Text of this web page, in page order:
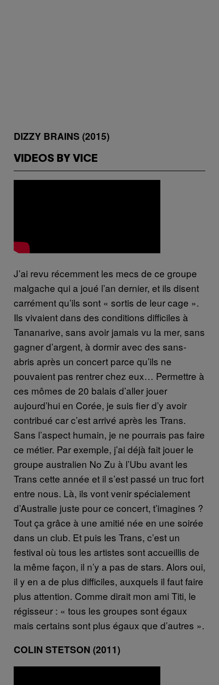
DIZZY BRAINS (2015)
VIDEOS BY VICE
J’ai revu récemment les mecs de ce groupe
malgache qui a joué l’an dernier, et ils disent
carrément qu’ils sont « sortis de leur cage ».
Ils vivaient dans des conditions difficiles à
Tananarive, sans avoir jamais vu la mer, sans
gagner d’argent, à dormir avec des sans-
abris après un concert parce qu’ils ne
pouvaient pas rentrer chez eux… Permettre à
ces mômes de 20 balais d’aller jouer
aujourd’hui en Corée, je suis fier d’y avoir
contribué car c’est arrivé après les Trans.
Sans l’aspect humain, je ne pourrais pas faire
ce métier. Par exemple, j’ai déjà fait jouer le
groupe australien No Zu à l’Ubu avant les
Trans cette année et il s’est passé un truc fort
entre nous. Là, ils vont venir spécialement
d’Australie juste pour ce concert, t’imagines ?
Tout ça grâce à une amitié née en une soirée
dans un club. Et puis les Trans, c’est un
festival où tous les artistes sont accueillis de
la même façon, il n’y a pas de stars. Alors oui,
il y en a de plus difficiles, auxquels il faut faire
plus attention. Comme dirait mon ami Titi, le
régisseur : « tous les groupes sont égaux
mais certains sont plus égaux que d’autres ».
COLIN STETSON (2011)